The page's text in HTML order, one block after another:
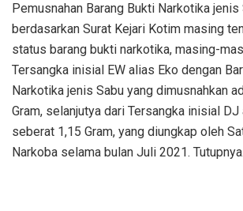
Pemusnahan Barang Bukti Narkotika
berdasarkan Surat Kejari Kotim masing
status barang bukti narkotika, masing-
Tersangka inisial EW alias Eko dengan
Narkotika jenis Sabu yang dimusnahkan
Gram, selanjutya dari Tersangka inisial
seberat 1,15 Gram, yang diungkap oleh
Narkoba selama bulan Juli 2021. Tutupnya.